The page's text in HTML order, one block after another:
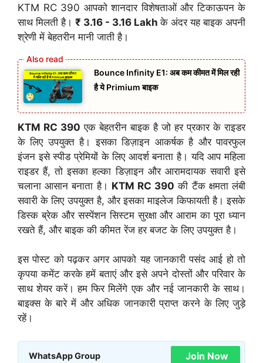
KTM RC 390 आपको शानदार विशेषताओं और टिकाऊपन के
साथ मिलती है। ₹ 3.16 - 3.16 Lakhके अंदर यह बाइक अपनी
श्रेणी में बेहतरीन मानी जाती है।
Bounce Infinity E1: अब कम कीमत में मिल रही
है ये Primium बाइक
KTM RC 390 एक बेहतरीन बाइक है जो हर प्रकार के राइडर
के लिए उपयुक्त है। इसका डिज़ाइन आकर्षक है और पावरफुल
इंजन इसे स्पीड प्रेमियों के लिए आदर्श बनाता है। यदि आप महिला
राइडर हैं, तो इसका हल्का डिज़ाइन और आरामदायक सवारी इसे
चलाना आसान बनाता है। KTM RC 390 की टैंक क्षमता लंबी
सवारी के लिए उपयुक्त है, और इसका माइलेज किफायती है। इसके
डिस्क ब्रेक और सस्पेंशन सिस्टम सुरक्षा और आराम का पूरा ध्यान
रखते हैं, और बाइक की कीमत रेंज हर बजट के लिए उपयुक्त है।
इस पोस्ट को पढ़कर अगर आपको यह जानकारी पसंद आई हो तो
कृपया कमेंट करके हमें बताएं और इसे अपने दोस्तों और परिवार के
साथ शेयर करें। हम फिर मिलेंगे एक और नई जानकारी के साथ।
बाइक्स के बारे में और अधिक जानकारी प्राप्त करने के लिए जुड़े
रहें।
WhatsApp Group Join Now